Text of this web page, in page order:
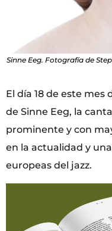
Sinne Eeg. Fotografía de
El día 18 de este
de Sinne Eeg, la
prominente y con
en la actualidad y
europeas del jazz.